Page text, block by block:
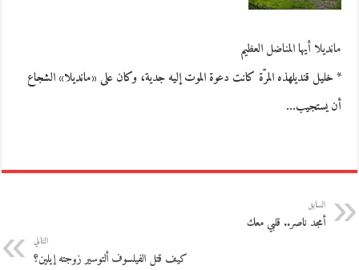
مانديلا أيها المناضل العظيم
* خليل قنديلهذه المرّة كانت دعوة الموت إليه جدية، وكان على «مانديلا» الشجاع
أن يستجيب…
السابق
أمجد ناصر.. قلبي معك
التالي
كيف قتل الفيلسوف ألتوسير زوجته إيلين؟